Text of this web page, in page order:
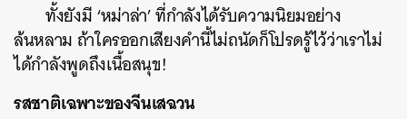
ทั้งยังมี ‘หม่าล่า’ ที่กำลังได้รับความนิยมอย่าง
ล้นหลาม ถ้าใครออกเสียงคำนี้ไม่ถนัดก็โปรดรู้ไว้ว่าเราไม่
ได้กำลังพูดถึงเนื้อสนุข!
รสชาติเฉพาะของจีนเสฉวน